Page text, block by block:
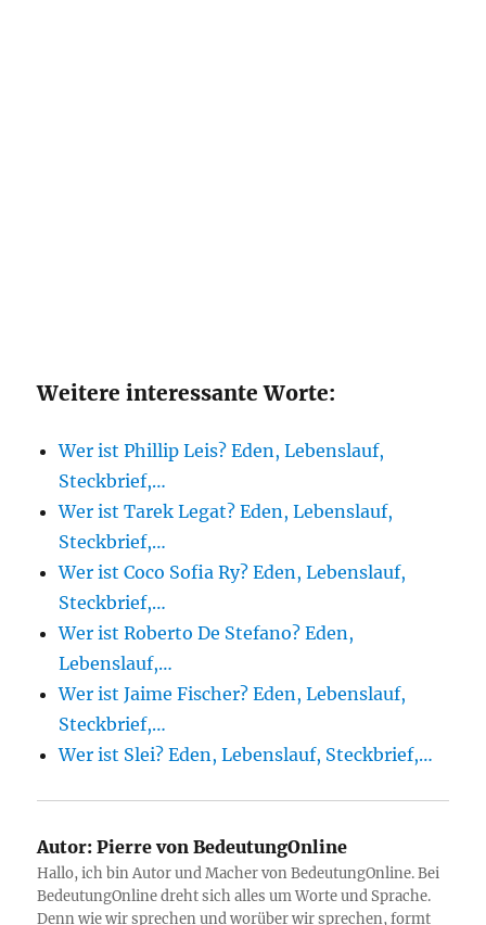
Weitere interessante Worte:
Wer ist Phillip Leis? Eden, Lebenslauf,
Steckbrief,…
Wer ist Tarek Legat? Eden, Lebenslauf,
Steckbrief,…
Wer ist Coco Sofia Ry? Eden, Lebenslauf,
Steckbrief,…
Wer ist Roberto De Stefano? Eden,
Lebenslauf,…
Wer ist Jaime Fischer? Eden, Lebenslauf,
Steckbrief,…
Wer ist Slei? Eden, Lebenslauf, Steckbrief,…
Autor: Pierre von BedeutungOnline
Hallo, ich bin Autor und Macher von BedeutungOnline. Bei
BedeutungOnline dreht sich alles um Worte und Sprache.
Denn wie wir sprechen und worüber wir sprechen, formt